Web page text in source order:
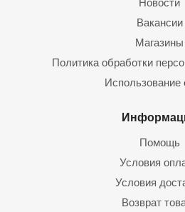
Новости
Вакансии
Магазины
Политика обработки
Использование
Помощь
Условия
Условия
Возврат